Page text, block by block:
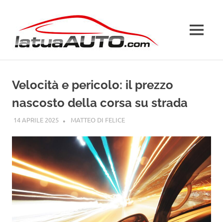
contenuto
MENU
Velocità e pericolo: il prezzo
nascosto della corsa su strada
14 APRILE 2025 MATTEO DI FELICEGUIDE